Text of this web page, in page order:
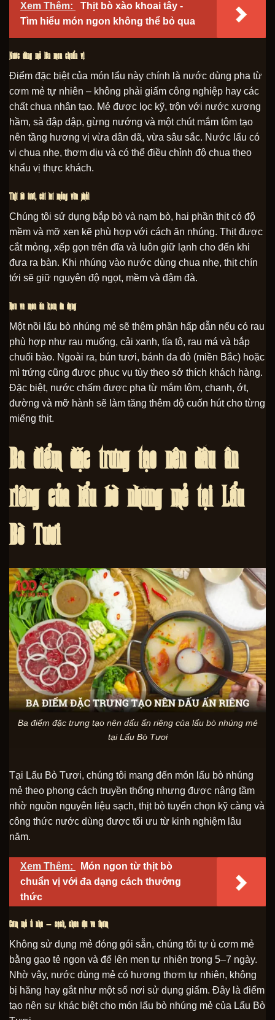
Xem Thêm:
Thịt bò xào khoai tây -
Tìm hiểu món ngon không thể bỏ qua
Nước dùng mẻ lên men chuẩn vị
Điểm đặc biệt của món lẩu này chính là nước dùng pha từ
cơm mẻ tự nhiên – không phải giấm công nghiệp hay các
chất chua nhân tạo. Mẻ được lọc kỹ, trộn với nước xương
hầm, sả đập dập, gừng nướng và một chút mắm tôm tạo
nên tầng hương vị vừa dân dã, vừa sâu sắc. Nước lẩu có
vị chua nhẹ, thơm dịu và có thể điều chỉnh độ chua theo
khẩu vị thực khách.
Thịt bò tươi, cắt lát mỏng vừa phải
Chúng tôi sử dụng bắp bò và nạm bò, hai phần thịt có độ
mềm và mỡ xen kẽ phù hợp với cách ăn nhúng. Thịt được
cắt mỏng, xếp gọn trên đĩa và luôn giữ lạnh cho đến khi
đưa ra bàn. Khi nhúng vào nước dùng chua nhẹ, thịt chín
tới sẽ giữ nguyên độ ngọt, mềm và đậm đà.
Rau và món ăn kèm đa dạng
Một nồi lẩu bò nhúng mẻ sẽ thêm phần hấp dẫn nếu có rau
phù hợp như rau muống, cải xanh, tía tô, rau má và bắp
chuối bào. Ngoài ra, bún tươi, bánh đa đỏ (miền Bắc) hoặc
mì trứng cũng được phục vụ tùy theo sở thích khách hàng.
Đặc biệt, nước chấm được pha từ mắm tôm, chanh, ớt,
đường và mỡ hành sẽ làm tăng thêm độ cuốn hút cho từng
miếng thịt.
Ba điểm đặc trưng tạo nên dấu ấn
riêng của lẩu bò nhúng mẻ tại Lẩu
Bò Tươi
Ba điểm đặc trưng tạo nên dấu ấn riêng của lẩu bò nhúng mẻ
tại Lẩu Bò Tươi
Tại Lẩu Bò Tươi, chúng tôi mang đến món lẩu bò nhúng
mẻ theo phong cách truyền thống nhưng được nâng tầm
nhờ nguồn nguyên liệu sạch, thịt bò tuyển chọn kỹ càng và
công thức nước dùng được tối ưu từ kinh nghiệm lâu
năm.
Xem Thêm:
Món ngon từ thịt bò
chuẩn vị với đa dạng cách thưởng
thức
Cơm mẻ ủ nhà – sạch, chua dịu và thơm
Không sử dụng mẻ đóng gói sẵn, chúng tôi tự ủ cơm mẻ
bằng gạo tẻ ngon và để lên men tự nhiên trong 5–7 ngày.
Nhờ vậy, nước dùng mẻ có hương thơm tự nhiên, không
bị hăng hay gắt như một số nơi sử dụng giấm. Đây là điểm
tạo nên sự khác biệt cho món lẩu bò nhúng mẻ của Lẩu Bò